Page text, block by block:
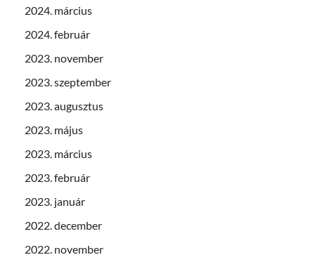
2024. március
2024. február
2023. november
2023. szeptember
2023. augusztus
2023. május
2023. március
2023. február
2023. január
2022. december
2022. november